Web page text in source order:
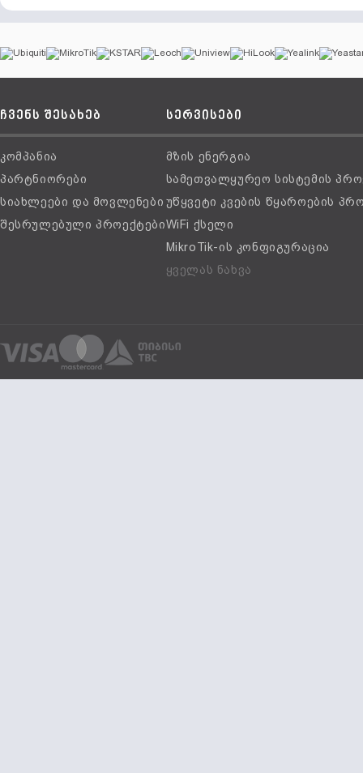
ჩვენს შესახებ
კომპანია
პარტნიორები
სიახლეები და მოვლენები
შესრულებული პროექტები
სერვისები
მზის ენერგია
სამეთვალყურეო სისტემის
უწყვეტი კვების წყაროების
WiFi ქსელი
MikroTik-ის კონფიგურაცია
ყველას ნახვა